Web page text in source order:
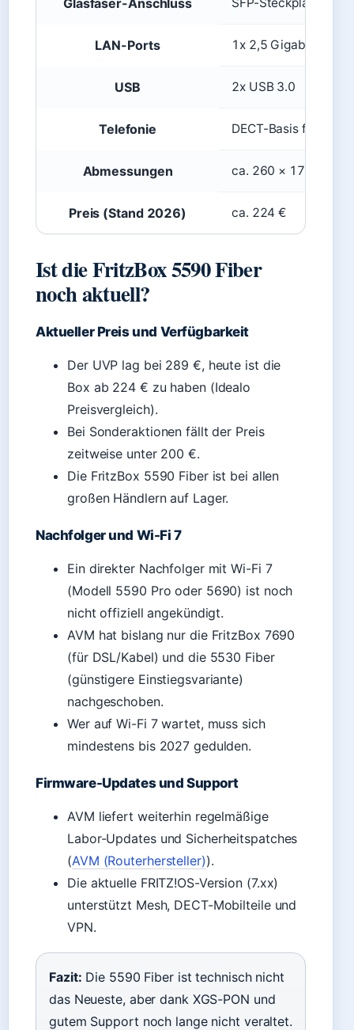
Glasfaser-Anschluss
LAN-Ports 1x 2,5 Gigabit + 4x
USB 2x USB 3.0
Telefonie DECT-Basis für bis
Abmessungen ca. 260 × 170 × 45
Preis (Stand 2026) ca. 224 €
Ist die FritzBox 5590 Fiber
noch aktuell?
Aktueller Preis und Verfügbarkeit
Der UVP lag bei 289 €, heute ist die
Box ab 224 € zu haben (Idealo
Preisvergleich).
Bei Sonderaktionen fällt der Preis
zeitweise unter 200 €.
Die FritzBox 5590 Fiber ist bei allen
großen Händlern auf Lager.
Nachfolger und Wi-Fi 7
Ein direkter Nachfolger mit Wi-Fi 7
(Modell 5590 Pro oder 5690) ist noch
nicht offiziell angekündigt.
AVM hat bislang nur die FritzBox 7690
(für DSL/Kabel) und die 5530 Fiber
(günstigere Einstiegsvariante)
nachgeschoben.
Wer auf Wi-Fi 7 wartet, muss sich
mindestens bis 2027 gedulden.
Firmware-Updates und Support
AVM liefert weiterhin regelmäßige
Labor-Updates und Sicherheitspatches
(AVM (Routerhersteller)).
Die aktuelle FRITZ!OS-Version (7.xx)
unterstützt Mesh, DECT-Mobilteile und
VPN.
Fazit: Die 5590 Fiber ist technisch nicht
das Neueste, aber dank XGS-PON und
gutem Support noch lange nicht veraltet.